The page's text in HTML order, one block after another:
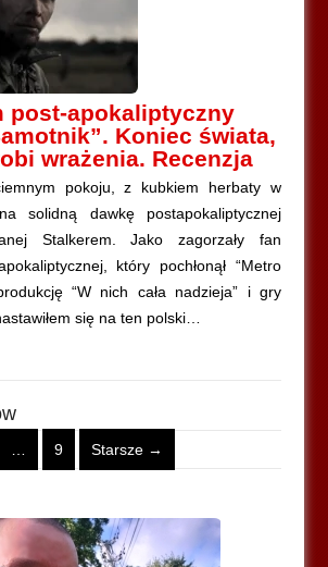
post-apokaliptyczny
Koniec świata,
wrażenia. Recenzja
pokoju, z kubkiem herbaty w
solidną dawkę postapokaliptycznej
Stalkerem. Jako zagorzały fan
który pochłonął “Metro
“W nich cała nadzieja” i gry
się na ten polski…
9 Starsze →